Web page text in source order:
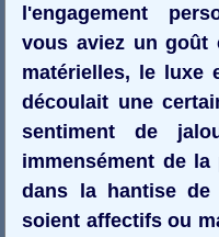
l'engagement
vous aviez un goût
matérielles, le luxe
découlait une
sentiment de
immensément de
dans la hantise
soient affectifs ou